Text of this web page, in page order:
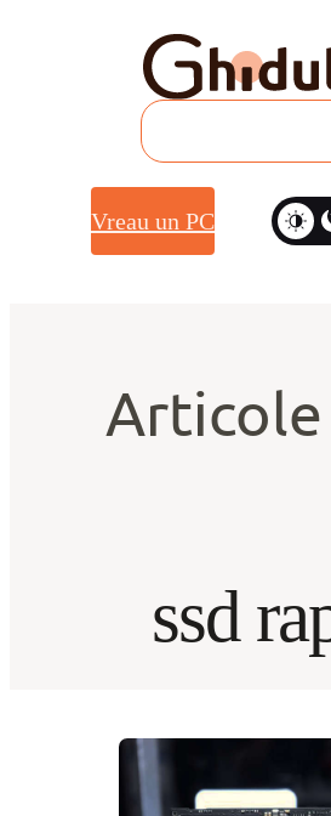
Vreau un PC
ssd